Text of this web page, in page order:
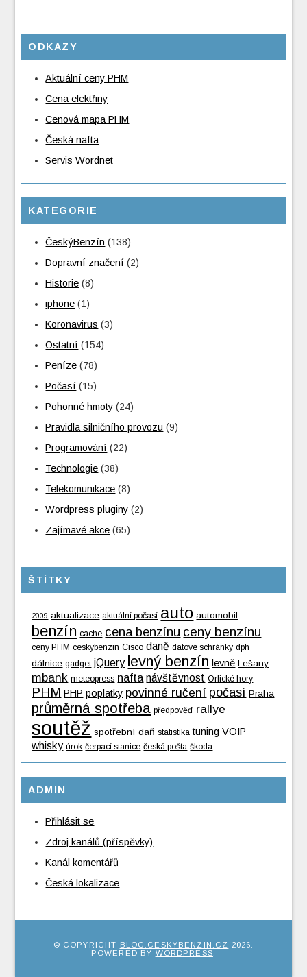
ODKAZY
Aktuální ceny PHM
Cena elektřiny
Cenová mapa PHM
Česká nafta
Servis Wordnet
KATEGORIE
ČeskýBenzín (138)
Dopravní značení (2)
Historie (8)
iphone (1)
Koronavirus (3)
Ostatní (154)
Peníze (78)
Počasí (15)
Pohonné hmoty (24)
Pravidla silničního provozu (9)
Programování (22)
Technologie (38)
Telekomunikace (8)
Wordpress pluginy (2)
Zajímavé akce (65)
ŠTÍTKY
2009 aktualizace aktuální počasí auto automobil
benzín cache cena benzínu ceny benzínu
ceny PHM ceskybenzin Cisco daně datové schránky dph
dálnice gadget jQuery levný benzín levně Lešany
mbank meteopress nafta návštěvnost Orlické hory
PHM PHP poplatky povinné ručení počasí Praha
průměrná spotřeba předpověď rallye
soutěž spotřební daň statistika tuning VOIP
whisky úrok čerpací stanice česká pošta škoda
ADMIN
Přihlásit se
Zdroj kanálů (příspěvky)
Kanál komentářů
Česká lokalizace
© COPYRIGHT BLOG.CESKYBENZIN.CZ 2026
POWERED BY WORDPRESS